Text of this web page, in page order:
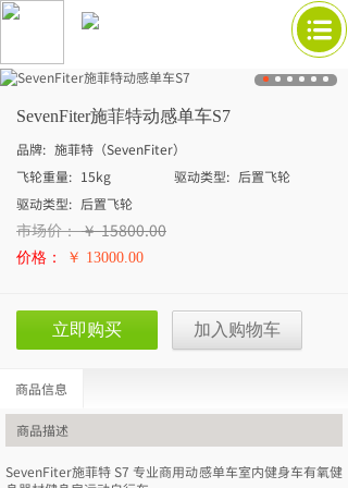
SevenFiter施菲特动感单车S7
品牌: 施菲特（SevenFiter）
飞轮重量: 15kg 驱动类型: 后置飞轮
驱动类型: 后置飞轮
市场价： ￥15800.00
价格： ￥ 13000.00
立即购买 加入购物车
商品信息
商品描述
SevenFiter施菲特 S7 专业商用动感单车室内健身车有氧健